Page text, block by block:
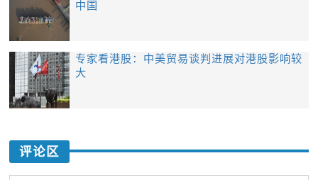
中国
专家看港股：中美贸易谈判进展对港股影响较
大
评论区